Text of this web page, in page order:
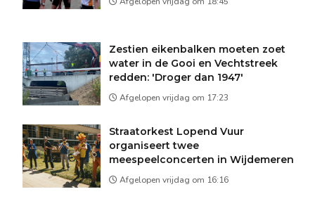
Zestien eikenbalken moeten zoet
water in de Gooi en Vechtstreek
redden: 'Droger dan 1947'
Afgelopen vrijdag om 17:23
Straatorkest Lopend Vuur
organiseert twee
meespeelconcerten in Wijdemeren
Afgelopen vrijdag om 16:16